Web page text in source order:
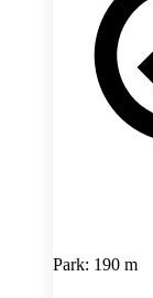
Park: 190 m